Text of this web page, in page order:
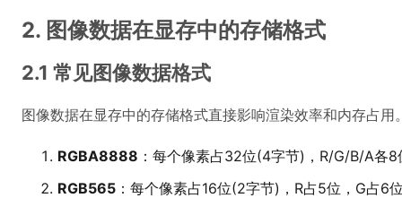
2. 图像数据在显存中的存储格式
2.1 常见图像数据格式
图像数据在显存中的存储格式直接影响渲染效率和内存占用
RGBA8888 ：每个像素占32位(4字节)，R/G/B/A各8
RGB565 ：每个像素占16位(2字节)，R占5位，G占6